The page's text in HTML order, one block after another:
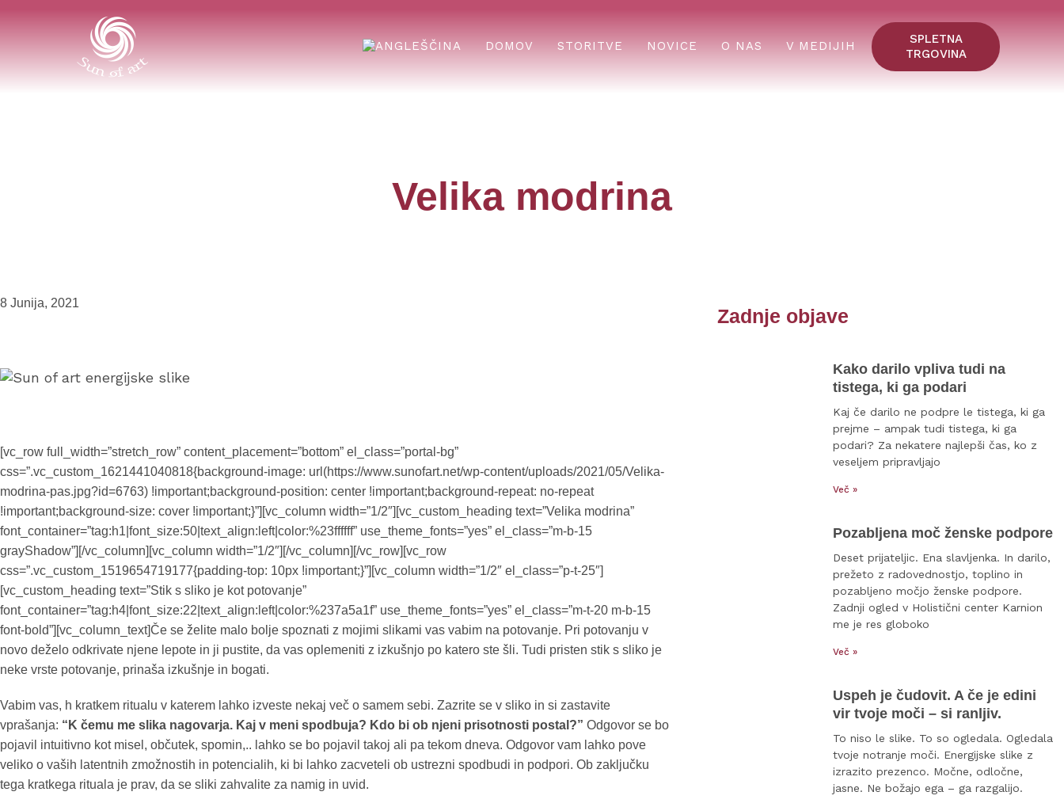
DOMOV STORITVE NOVICE O NAS V MEDIJIH
SPLETNA
TRGOVINA
Velika modrina
8 Junija, 2021
[vc_row full_width=”stretch_row” content_placement=”bottom” el_class=”portal-bg”
css=”.vc_custom_1621441040818{background-image: url(https://www.sunofart.net/wp-content/uploads/2021/05/Velika-
modrina-pas.jpg?id=6763) !important;background-position: center !important;background-repeat: no-repeat
!important;background-size: cover !important;}”][vc_column width=”1/2″][vc_custom_heading text=”Velika modrina”
font_container=”tag:h1|font_size:50|text_align:left|color:%23ffffff” use_theme_fonts=”yes” el_class=”m-b-15
grayShadow”][/vc_column][vc_column width=”1/2″][/vc_column][/vc_row][vc_row
css=”.vc_custom_1519654719177{padding-top: 10px !important;}”][vc_column width=”1/2″ el_class=”p-t-25″]
[vc_custom_heading text=”Stik s sliko je kot potovanje”
font_container=”tag:h4|font_size:22|text_align:left|color:%237a5a1f” use_theme_fonts=”yes” el_class=”m-t-20 m-b-15
font-bold”][vc_column_text]Če se želite malo bolje spoznati z mojimi slikami vas vabim na potovanje. Pri potovanju v
novo deželo odkrivate njene lepote in ji pustite, da vas oplemeniti z izkušnjo po katero ste šli. Tudi pristen stik s sliko je
neke vrste potovanje, prinaša izkušnje in bogati.
Vabim vas, h kratkem ritualu v katerem lahko izveste nekaj več o samem sebi. Zazrite se v sliko in si zastavite
vprašanja: “K čemu me slika nagovarja. Kaj v meni spodbuja? Kdo bi ob njeni prisotnosti postal?” Odgovor se bo
pojavil intuitivno kot misel, občutek, spomin,.. lahko se bo pojavil takoj ali pa tekom dneva. Odgovor vam lahko pove
veliko o vaših latentnih zmožnostih in potencialih, ki bi lahko zacveteli ob ustrezni spodbudi in podpori. Ob zaključku
tega kratkega rituala je prav, da se sliki zahvalite za namig in uvid.
Zadnje objave
Kako darilo vpliva tudi na
tistega, ki ga podari
Kaj če darilo ne podpre le tistega, ki ga
prejme – ampak tudi tistega, ki ga
podari? Za nekatere najlepši čas, ko z
veseljem pripravljajo
Več »
Pozabljena moč ženske podpore
Deset prijateljic. Ena slavljenka. In darilo,
prežeto z radovednostjo, toplino in
pozabljeno močjo ženske podpore.
Zadnji ogled v Holistični center Karnion
me je res globoko
Več »
Uspeh je čudovit. A če je edini
vir tvoje moči – si ranljiv.
To niso le slike. To so ogledala. Ogledala
tvoje notranje moči. Energijske slike z
izrazito prezenco. Močne, odločne,
jasne. Ne božajo ega – ga razgalijo.